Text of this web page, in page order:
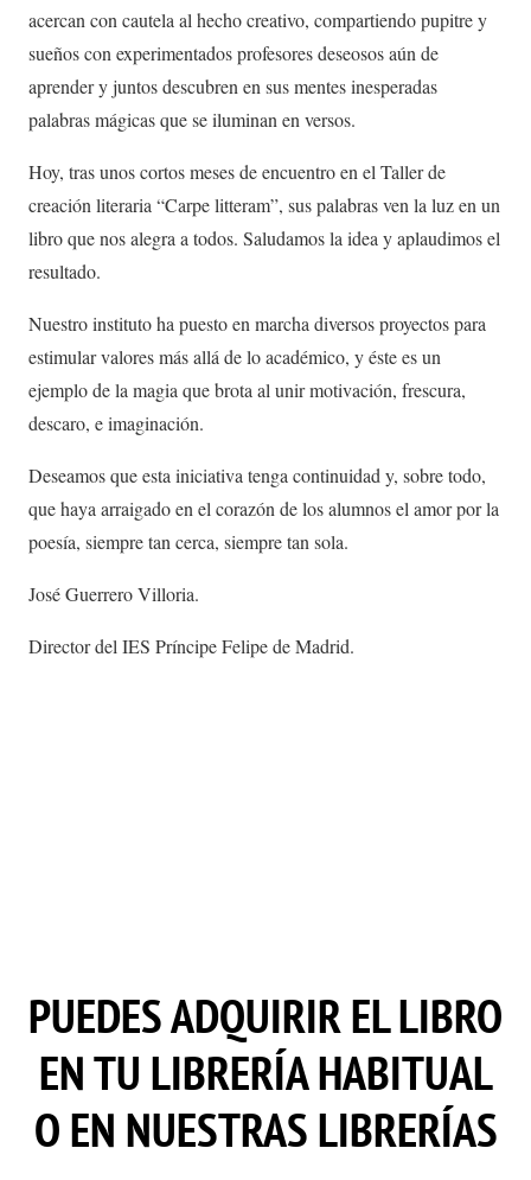
acercan con cautela al hecho creativo, compartiendo pupitre y
sueños con experimentados profesores deseosos aún de
aprender y juntos descubren en sus mentes inesperadas
palabras mágicas que se iluminan en versos.
Hoy, tras unos cortos meses de encuentro en el Taller de
creación literaria “Carpe litteram”, sus palabras ven la luz en un
libro que nos alegra a todos. Saludamos la idea y aplaudimos el
resultado.
Nuestro instituto ha puesto en marcha diversos proyectos para
estimular valores más allá de lo académico, y éste es un
ejemplo de la magia que brota al unir motivación, frescura,
descaro, e imaginación.
Deseamos que esta iniciativa tenga continuidad y, sobre todo,
que haya arraigado en el corazón de los alumnos el amor por la
poesía, siempre tan cerca, siempre tan sola.
José Guerrero Villoria.
Director del IES Príncipe Felipe de Madrid.
PUEDES ADQUIRIR EL LIBRO
EN TU LIBRERÍA HABITUAL
O EN NUESTRAS LIBRERÍAS